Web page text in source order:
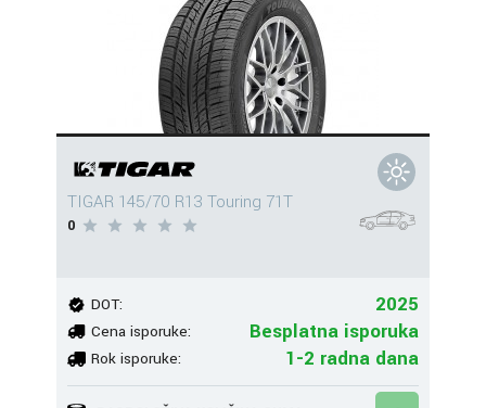
TIGAR 145/70 R13 Touring 71T
0
DOT: 2025
Cena isporuke: Besplatna isporuka
Rok isporuke: 1-2 radna dana